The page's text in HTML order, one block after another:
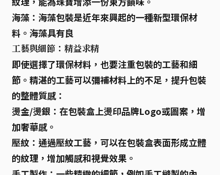
海藻 ：海藻包裝是近年來興起的一種新型環保材
料。海藻具有良
工藝與細節：精益求精
即使選擇了環保材料，也要注重包裝的工藝和細
節。精湛的工藝可以彌補材料上的不足，提升包裝
的整體質感：
燙金/燙銀 ：在包裝盒上燙印品牌Logo或圖案，增
加奢華感。
壓紋 ：通過壓紋工藝，可以在包裝盒表面形成立體
的紋理，增加觸感和視覺效果。